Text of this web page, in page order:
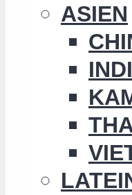
ASIEN